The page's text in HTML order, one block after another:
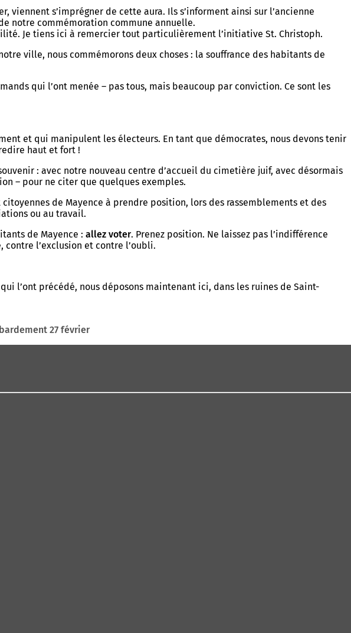
viennent s’imprégner de cette aura. Ils s’informent ainsi sur l’ancienne
notre commémoration commune annuelle.
Je tiens ici à remercier tout particulièrement l’initiative St. Christoph.
ville, nous commémorons deux choses : la souffrance des habitants de
qui l’ont menée – pas tous, mais beaucoup par conviction. Ce sont les
et qui manipulent les électeurs. En tant que démocrates, nous devons tenir
haut et fort !
: avec notre nouveau centre d’accueil du cimetière juif, avec désormais
– pour ne citer que quelques exemples.
de Mayence à prendre position, lors des rassemblements et des
ou au travail.
de Mayence : allez voter. Prenez position. Ne laissez pas l’indifférence
l’exclusion et contre l’oubli.
l’ont précédé, nous déposons maintenant ici, dans les ruines de Saint-
27 février